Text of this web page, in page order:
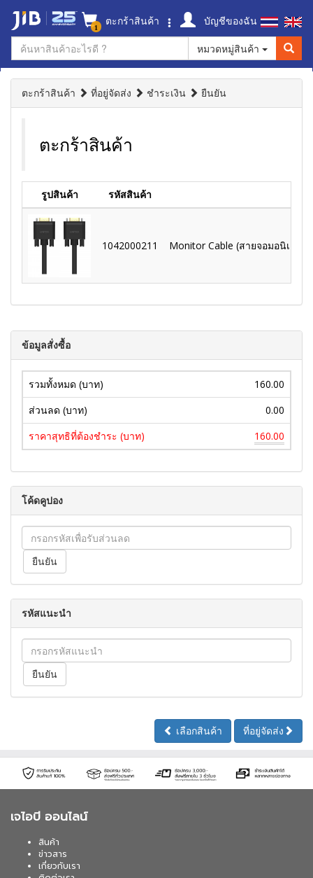
1 ตะกร้าสินค้า
บัญชีของฉัน
หมวดหมู่สินค้า
ตะกร้าสินค้า ที่อยู่จัดส่ง ชำระเงิน ยืนยัน
ตะกร้าสินค้า
รูปสินค้า รหัสสินค้า
1042000211 Monitor Cable (สายจอมอนิเตอร์
ข้อมูลสั่งซื้อ
รวมทั้งหมด (บาท)
160.00
ส่วนลด (บาท)
0.00
ราคาสุทธิที่ต้องชำระ (บาท)
160.00
โค้ดคูปอง
รหัสแนะนำ
เลือกสินค้า ที่อยู่จัดส่ง
เจไอบี ออนไลน์
สินค้า
ข่าวสาร
เกี่ยวกับเรา